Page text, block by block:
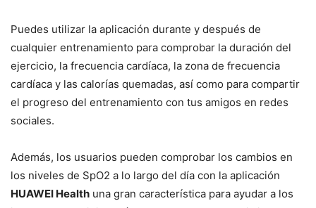
Puedes utilizar la aplicación durante y después de
cualquier entrenamiento para comprobar la duración del
ejercicio, la frecuencia cardíaca, la zona de frecuencia
cardíaca y las calorías quemadas, así como para compartir
el progreso del entrenamiento con tus amigos en redes
sociales.
Además, los usuarios pueden comprobar los cambios en
los niveles de SpO2 a lo largo del día con la aplicación
HUAWEI Health una gran característica para ayudar a los